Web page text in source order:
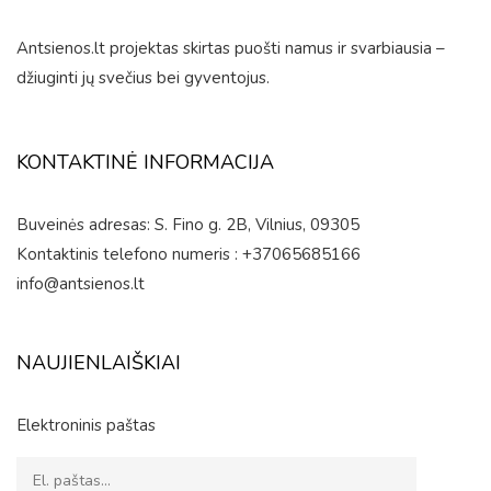
Antsienos.lt projektas skirtas puošti namus ir svarbiausia –
džiuginti jų svečius bei gyventojus.
KONTAKTINĖ INFORMACIJA
Buveinės adresas: S. Fino g. 2B, Vilnius, 09305
Kontaktinis telefono numeris : +37065685166
info@antsienos.lt
NAUJIENLAIŠKIAI
Elektroninis paštas